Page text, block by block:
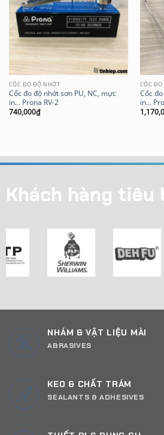
CỐC ĐO ĐỘ NHỚT
Cốc đo độ nhớt sơn PU, NC, mực
in… Prona RV-2
740,000₫
CỐC
Cốc
in…
Khách hàng tiêu
NHÁM & VẬT LIỆU MÀI
ABRASIVES
KEO & CHẤT TRÁM
SEALANTS & ADHESIVES